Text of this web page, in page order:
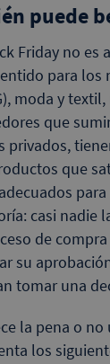
puede
Friday no es
para los
moda y
que
privados,
que
casi nadie
de
su
tomar una
la pena o
los